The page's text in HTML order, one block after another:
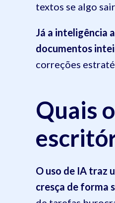
textos se algo
Já a inteligência
documentos
correções
Quais
O uso de IA traz
cresça de forma